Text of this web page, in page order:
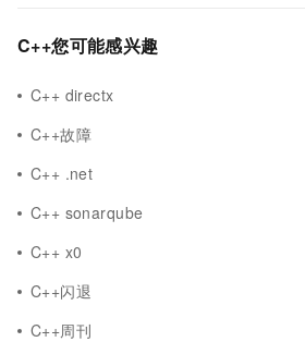
C++您可能感兴趣
C++ directx
C++故障
C++ .net
C++ sonarqube
C++ x0
C++闪退
C++周刊